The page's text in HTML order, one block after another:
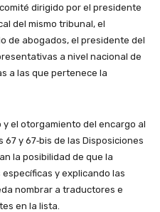
dirigido por el presidente
del mismo tribunal, el
de abogados, el presidente del
a nivel nacional de
a las que pertenece la
el otorgamiento del encargo al
y 67‑bis de las Disposiciones
la posibilidad de que la
y explicando las
nombrar a traductores e
en la lista.